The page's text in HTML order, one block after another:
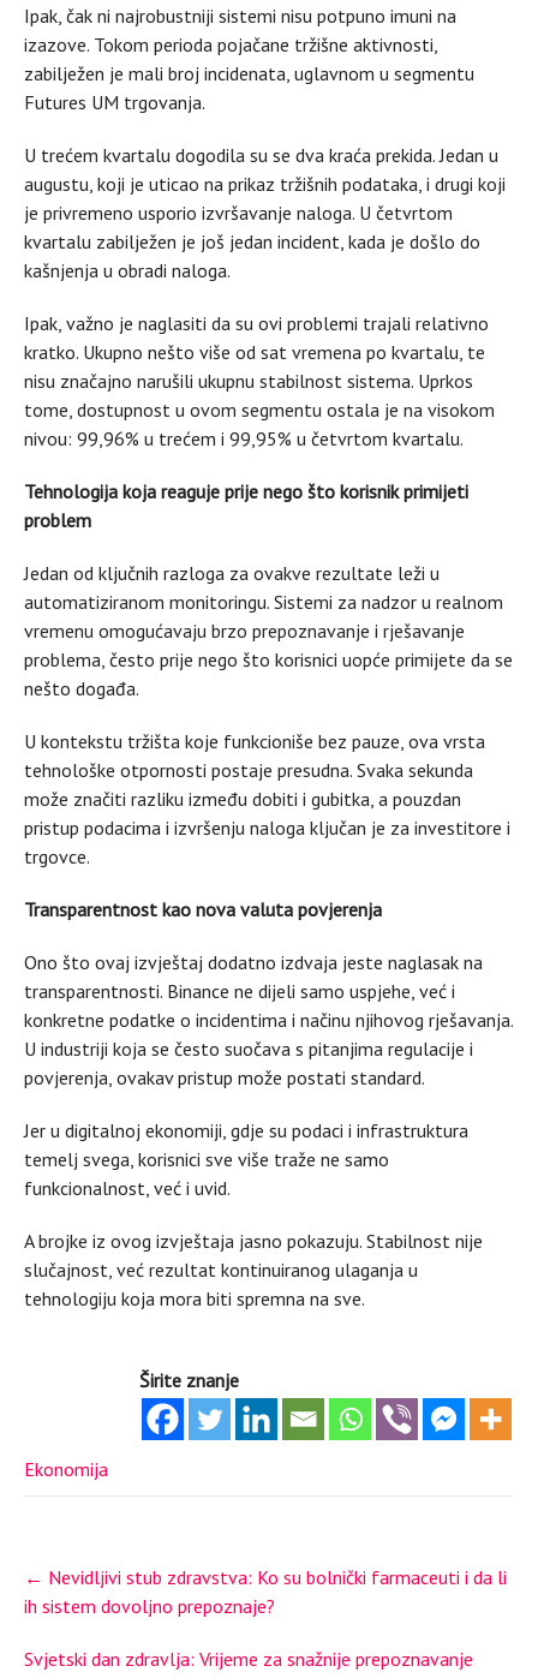
Ipak, čak ni najrobustniji sistemi nisu potpuno imuni na
izazove. Tokom perioda pojačane tržišne aktivnosti,
zabilježen je mali broj incidenata, uglavnom u segmentu
Futures UM trgovanja.
U trećem kvartalu dogodila su se dva kraća prekida. Jedan u
augustu, koji je uticao na prikaz tržišnih podataka, i drugi koji
je privremeno usporio izvršavanje naloga. U četvrtom
kvartalu zabilježen je još jedan incident, kada je došlo do
kašnjenja u obradi naloga.
Ipak, važno je naglasiti da su ovi problemi trajali relativno
kratko. Ukupno nešto više od sat vremena po kvartalu, te
nisu značajno narušili ukupnu stabilnost sistema. Uprkos
tome, dostupnost u ovom segmentu ostala je na visokom
nivou: 99,96% u trećem i 99,95% u četvrtom kvartalu.
Tehnologija koja reaguje prije nego što korisnik primijeti
problem
Jedan od ključnih razloga za ovakve rezultate leži u
automatiziranom monitoringu. Sistemi za nadzor u realnom
vremenu omogućavaju brzo prepoznavanje i rješavanje
problema, često prije nego što korisnici uopće primijete da se
nešto događa.
U kontekstu tržišta koje funkcioniše bez pauze, ova vrsta
tehnološke otpornosti postaje presudna. Svaka sekunda
može značiti razliku između dobiti i gubitka, a pouzdan
pristup podacima i izvršenju naloga ključan je za investitore i
trgovce.
Transparentnost kao nova valuta povjerenja
Ono što ovaj izvještaj dodatno izdvaja jeste naglasak na
transparentnosti. Binance ne dijeli samo uspjehe, već i
konkretne podatke o incidentima i načinu njihovog rješavanja.
U industriji koja se često suočava s pitanjima regulacije i
povjerenja, ovakav pristup može postati standard.
Jer u digitalnoj ekonomiji, gdje su podaci i infrastruktura
temelj svega, korisnici sve više traže ne samo
funkcionalnost, već i uvid.
A brojke iz ovog izvještaja jasno pokazuju. Stabilnost nije
slučajnost, već rezultat kontinuiranog ulaganja u
tehnologiju koja mora biti spremna na sve.
Širite znanje
Ekonomija
Post
navigation
← Nevidljivi stub zdravstva: Ko su bolnički farmaceuti i da li
ih sistem dovoljno prepoznaje?
Svjetski dan zdravlja: Vrijeme za snažnije prepoznavanje